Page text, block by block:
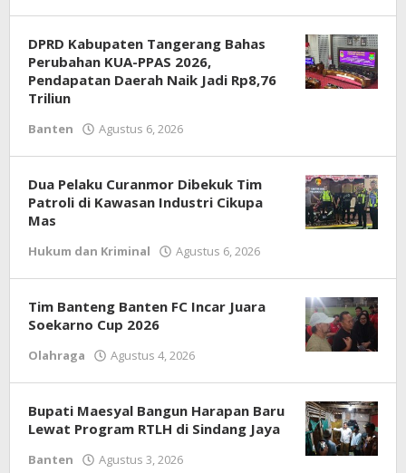
DPRD Kabupaten Tangerang Bahas
Perubahan KUA-PPAS 2026,
Pendapatan Daerah Naik Jadi Rp8,76
Triliun
Banten Agustus 6, 2026
Dua Pelaku Curanmor Dibekuk Tim
Patroli di Kawasan Industri Cikupa
Mas
Hukum dan Kriminal Agustus 6, 2026
Tim Banteng Banten FC Incar Juara
Soekarno Cup 2026
Olahraga Agustus 4, 2026
Bupati Maesyal Bangun Harapan Baru
Lewat Program RTLH di Sindang Jaya
Banten Agustus 3, 2026